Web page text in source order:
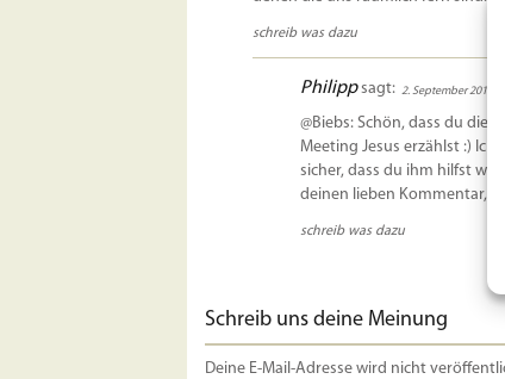
schreib was dazu
Philipp sagt: 2. September 2014
@Biebs: Schön, dass du
Meeting Jesus erzählst :)
sicher, dass du ihm hilfst
deinen lieben Kommentar,
schreib was dazu
Schreib uns deine Meinung
Deine E-Mail-Adresse wird nicht